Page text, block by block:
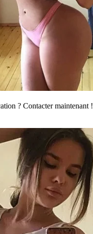
? Contacter maintenant !